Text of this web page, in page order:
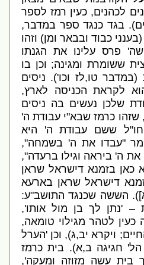
לכהנים,כעין רמז לספר
).בגד כנגד ספר במדבר,
כבוד ובבאר ומן)וזהו
'פרס עלינו את הגנתו
ששומרת ומגינה;וכן בו
במדבר טו,לז וכו').ניסים
לקראת הכניסה לארץ,
שלכן נעשים בה ניסים
כרמז שבא"י עבודת ה
"ל ששם עבודת ה 'היא
"עבדו את ה בשמחה",
ה ביראה וגילו ברעדה",
בזמנא דישראל שראן
דישראל שראן בארעא
הששה שכנגד התושב"ע:
–
'נתן לך בן מול אותו',
לטהר מגילוי טומאה,
;ויקרא יב ,ג),וכן'הערל
'חגיגה ב ,א).בית כרמז
עשה מזוזה ומעקה',